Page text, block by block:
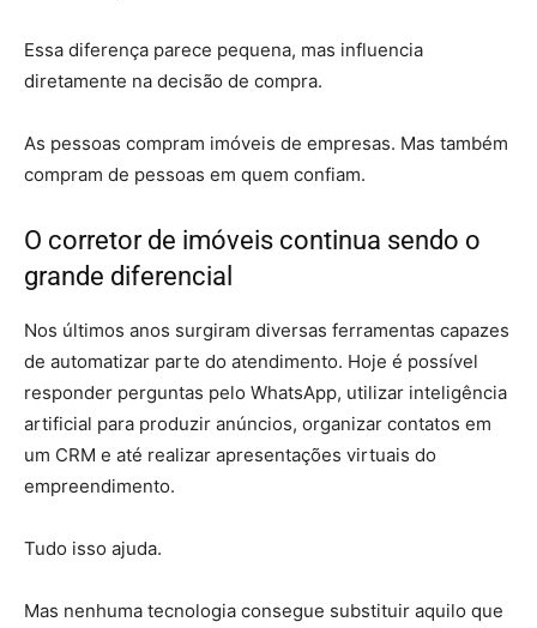
Essa diferença parece pequena, mas influencia
diretamente na decisão de compra.
As pessoas compram imóveis de empresas. Mas também
compram de pessoas em quem confiam.
O corretor de imóveis continua sendo o
grande diferencial
Nos últimos anos surgiram diversas ferramentas capazes
de automatizar parte do atendimento. Hoje é possível
responder perguntas pelo WhatsApp, utilizar inteligência
artificial para produzir anúncios, organizar contatos em
um CRM e até realizar apresentações virtuais do
empreendimento.
Tudo isso ajuda.
Mas nenhuma tecnologia consegue substituir aquilo que